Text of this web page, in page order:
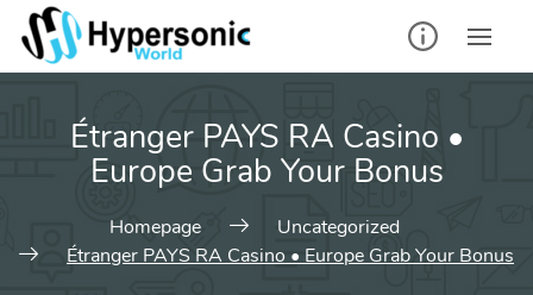
Skip
content
Étranger PAYS RA Casino •
Europe Grab Your Bonus
Homepage
Uncategorized
Étranger PAYS RA Casino • Europe Grab Your Bonus